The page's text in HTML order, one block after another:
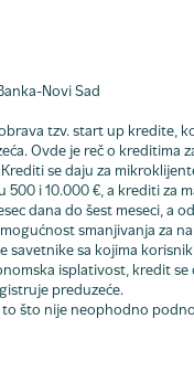
Novi Sad
tzv. start up kredite,
Ovde je reč o kreditima
se daju za
i 10.000 €, a krediti za
dana do šest meseci, a
smanjivanja za
savetnike sa kojima
isplativost, kredit
preduzeće.
što nije neophodno